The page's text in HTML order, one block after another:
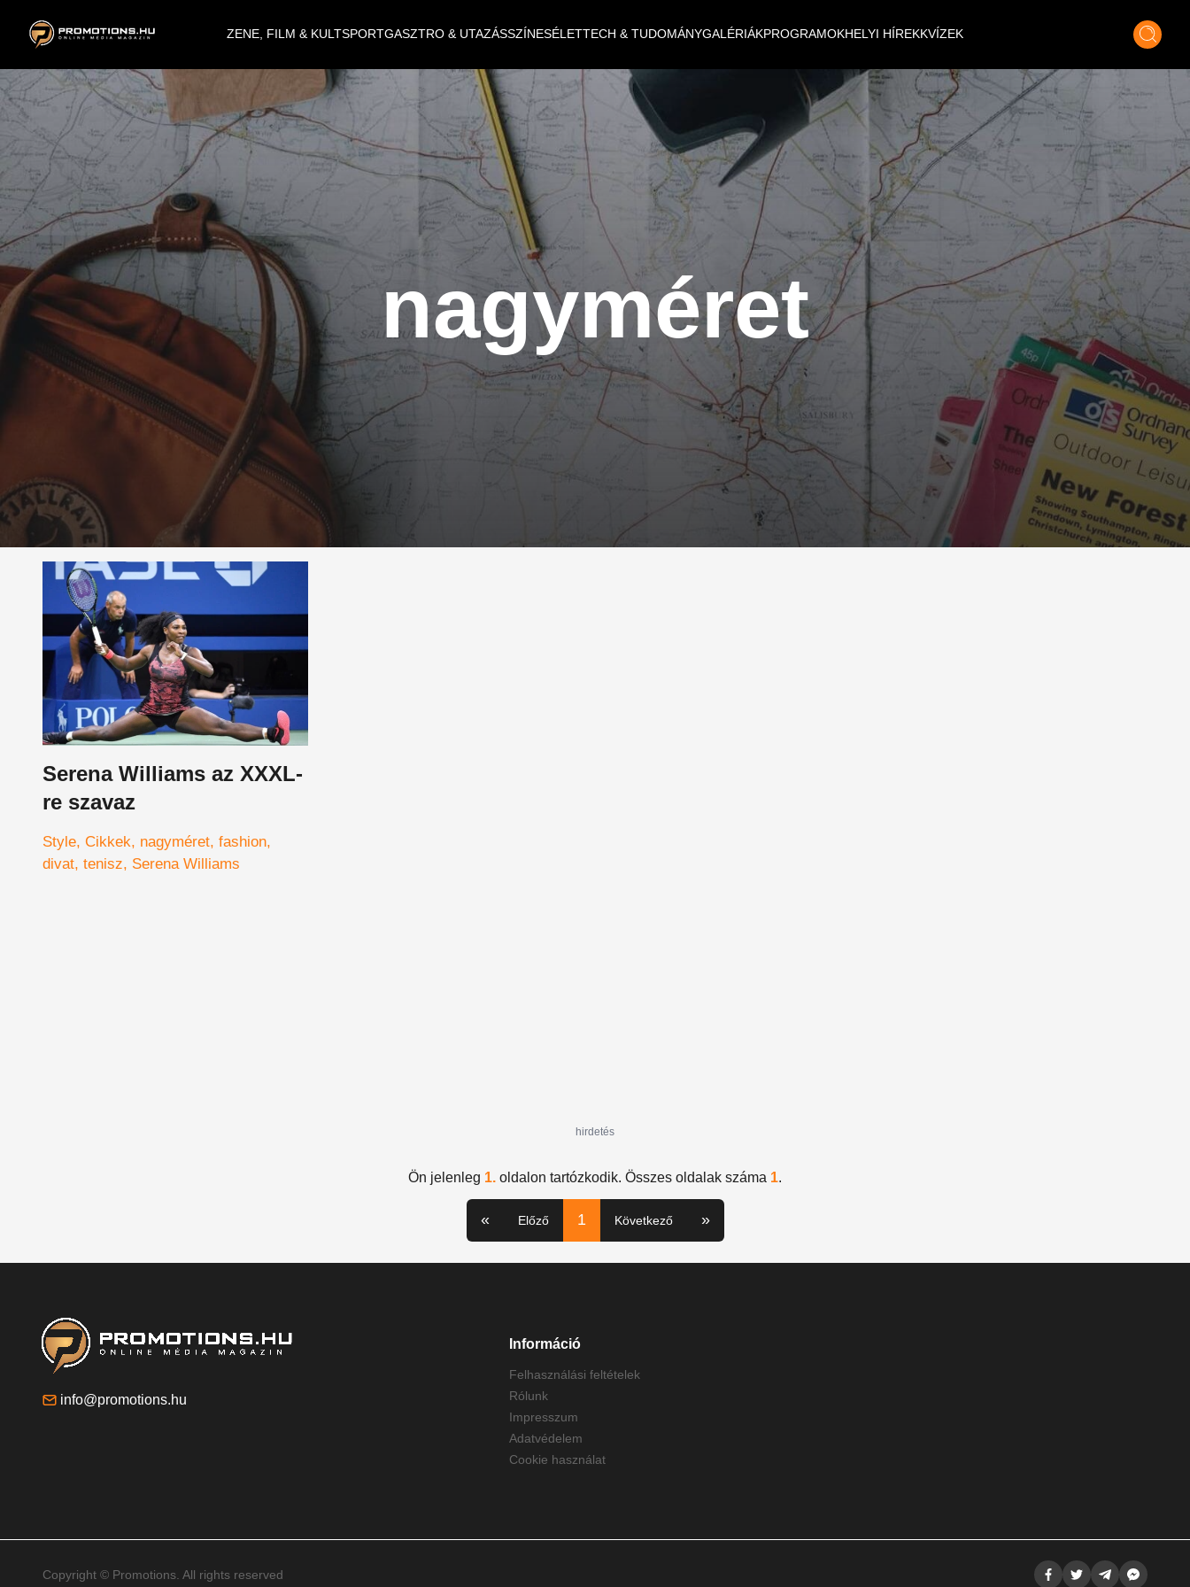
ZENE, FILM & KULTSPORTGASZTRO & UTAZÁSSZÍNESÉLETTECH & TUDOMÁNYGALÉRIÁKPROGRAMOKHELYI HÍREKKVÍZEK
nagyméret
Serena Williams az XXXL-
re szavaz
Style Cikkek nagyméret fashion
divat tenisz Serena Williams
hirdetés
Ön jelenleg 1. oldalon tartózkodik. Összes oldalak száma 1.
« Előző 1 Következő »
info@promotions.hu
Információ
Felhasználási feltételek
Rólunk
Impresszum
Adatvédelem
Cookie használat
Copyright © Promotions. All rights reserved